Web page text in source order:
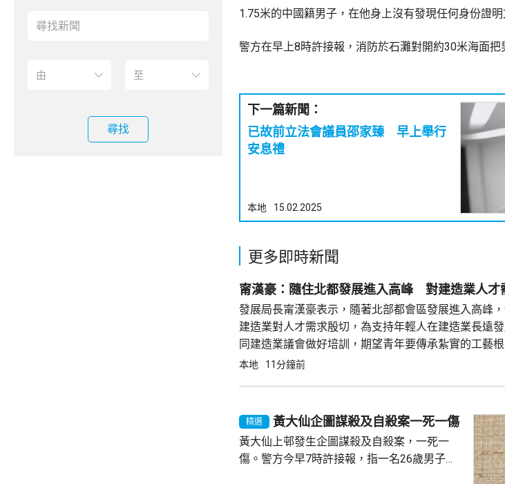
尋找
1.75米的中國籍男子，在他身上沒有發現任何身份證明
警方在早上8時許接報，消防於石灘對開約30米海面把
下一篇新聞：
已故前立法會議員邵家臻 早上舉行
安息禮
本地 15.02.2025
更多即時新聞
甯漢豪：隨住北都發展進入高峰 對建造業人才
發展局長甯漢豪表示，隨著北部都會區發展進入高峰
建造業對人才需求殷切，為支持年輕人在建造業長遠
同建造業議會做好培訓，期望青年要傳承紮實的工藝
裝備自己，迎接建造業亮麗前景。 甯漢豪在一個建造
本地 11分鐘前
精選 黃大仙企圖謀殺及自殺案一死一傷
黃大仙上邨發生企圖謀殺及自殺案，一死一
傷。警方今早7時許接報，指一名26歲男子在